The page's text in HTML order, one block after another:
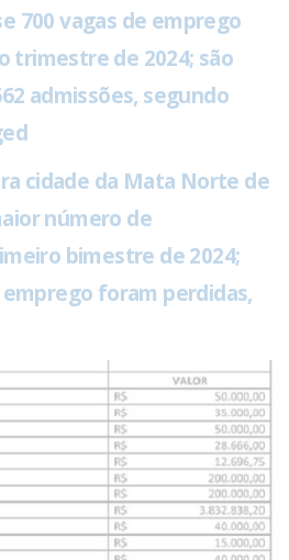
700 vagas de emprego
trimestre de 2024; são
admissões, segundo
cidade da Mata Norte de
número de
bimestre de 2024;
emprego foram perdidas,